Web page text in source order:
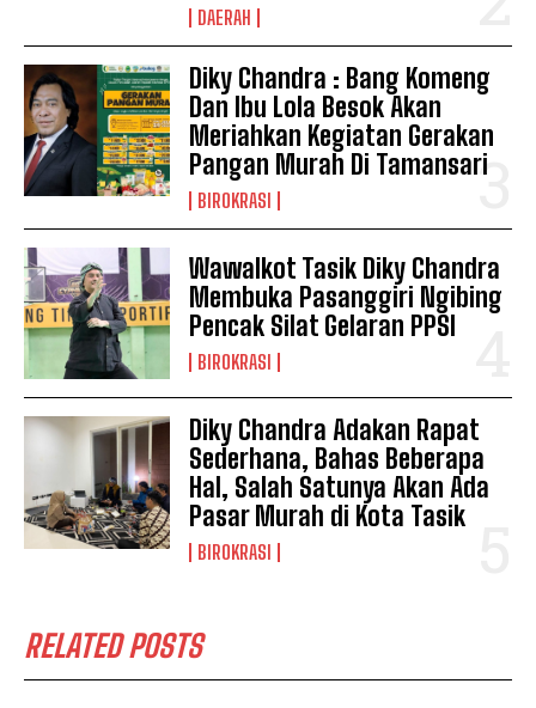
DAERAH
Diky Chandra : Bang Komeng
Dan Ibu Lola Besok Akan
Meriahkan Kegiatan Gerakan
Pangan Murah Di Tamansari
BIROKRASI
Wawalkot Tasik Diky Chandra
Membuka Pasanggiri Ngibing
Pencak Silat Gelaran PPSI
BIROKRASI
Diky Chandra Adakan Rapat
Sederhana, Bahas Beberapa
Hal, Salah Satunya Akan Ada
Pasar Murah di Kota Tasik
BIROKRASI
RELATED POSTS